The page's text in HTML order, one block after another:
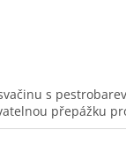
s
přepážku